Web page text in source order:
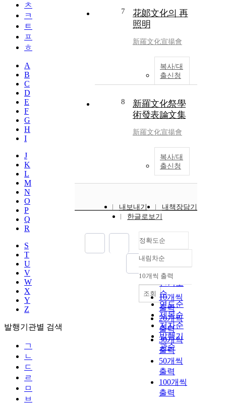
ㅊ
ㅋ
ㅌ
ㅍ
ㅎ
A
B
C
D
E
F
G
H
I
J
K
L
M
N
O
P
Q
R
S
T
U
V
W
X
Y
Z
발행기관별 검색
ㄱ
ㄴ
ㄷ
ㄹ
ㅁ
ㅂ
7
花郞文化의 再
照明
新羅文化宣揚會
복사/대
출신청
8
新羅文化祭學
術發表論文集
新羅文化宣揚會
복사/대
출신청
내보내기
내책장담기
한글로보기
정확도순
정확도
순
인기도
순
연도순
제목순
저자순
발행기
관순
내림차순
내림차순
10개씩 출력
10개씩
출력
20개씩
출력
30개씩
출력
50개씩
출력
100개씩
출력
조회